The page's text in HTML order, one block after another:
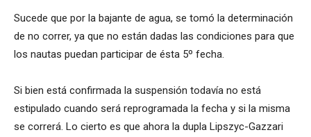
Sucede que por la bajante de agua, se tomó la determinación
de no correr, ya que no están dadas las condiciones para que
los nautas puedan participar de ésta 5º fecha.
Si bien está confirmada la suspensión todavía no está
estipulado cuando será reprogramada la fecha y si la misma
se correrá. Lo cierto es que ahora la dupla Lipszyc-Gazzari